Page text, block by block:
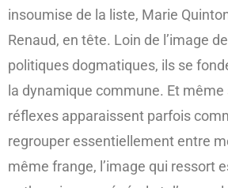
insoumise de la liste, Marie
Renaud, en tête. Loin de l’image
politiques dogmatiques, ils se
la dynamique commune. Et
réflexes apparaissent parfois
regrouper essentiellement entre
même frange, l’image qui ressort